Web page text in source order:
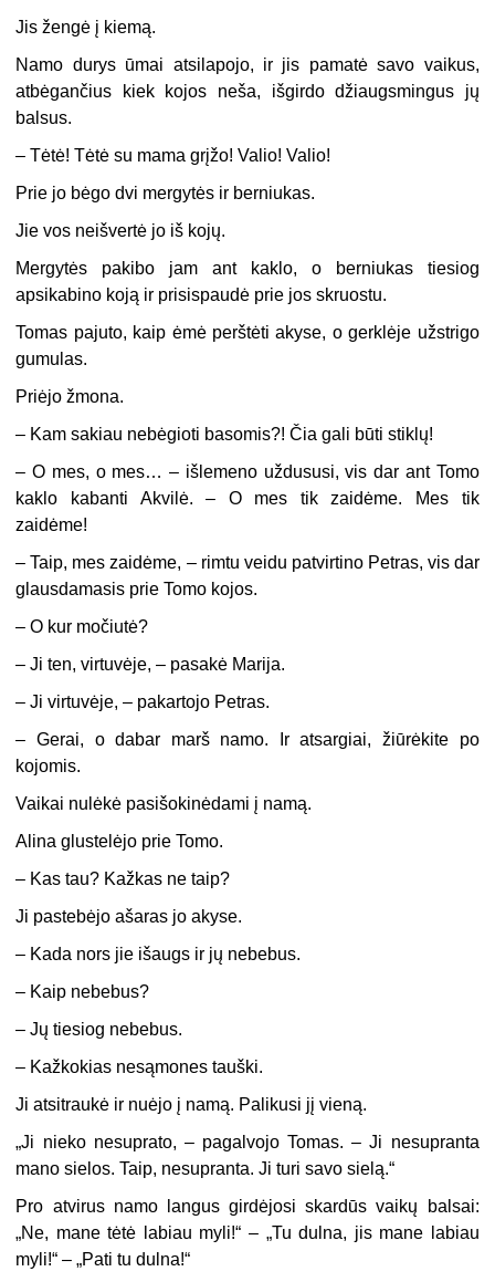
Jis žengė į kiemą.
Namo durys ūmai atsilapojo, ir jis pamatė savo vaikus,
atbėgančius kiek kojos neša, išgirdo džiaugsmingus jų
balsus.
–Tėtė! Tėtė su mama grįžo! Valio! Valio!
Prie jo bėgo dvi mergytės ir berniukas.
Jie vos neišvertė jo iš kojų.
Mergytės pakibo jam ant kaklo, o berniukas tiesiog
apsikabino koją ir prisispaudė prie jos skruostu.
Tomas pajuto, kaip ėmė perštėti akyse, o gerklėje užstrigo
gumulas.
Priėjo žmona.
– Kam sakiau nebėgioti basomis?! Čia gali būti stiklų!
–O mes, o mes… – išlemeno uždususi, vis dar ant Tomo
kaklo kabanti Akvilė. – O mes tik zaidėme. Mes tik
zaidėme!
–Taip, mes zaidėme, – rimtu veidu patvirtino Petras, vis dar
glausdamasis prie Tomo kojos.
–O kur močiutė?
–Ji ten, virtuvėje, – pasakė Marija.
–Ji virtuvėje, – pakartojo Petras.
–Gerai, o dabar marš namo. Ir atsargiai, žiūrėkite po
kojomis.
Vaikai nulėkė pasišokinėdami į namą.
Alina glustelėjo prie Tomo.
– Kas tau? Kažkas ne taip?
Ji pastebėjo ašaras jo akyse.
– Kada nors jie išaugs ir jų nebebus.
– Kaip nebebus?
–Jų tiesiog nebebus.
– Kažkokias nesąmones tauški.
Ji atsitraukė ir nuėjo į namą. Palikusi jį vieną.
„Ji nieko nesuprato, – pagalvojo Tomas. – Ji nesupranta
mano sielos. Taip, nesupranta. Ji turi savo sielą.“
Pro atvirus namo langus girdėjosi skardūs vaikų balsai:
„Ne, mane tėtė labiau myli!“ – „Tu dulna, jis mane labiau
myli!“ – „Pati tu dulna!“